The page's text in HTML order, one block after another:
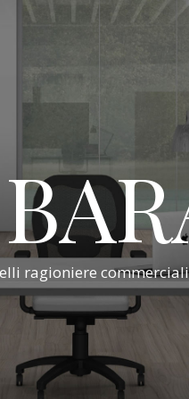
ragioniere